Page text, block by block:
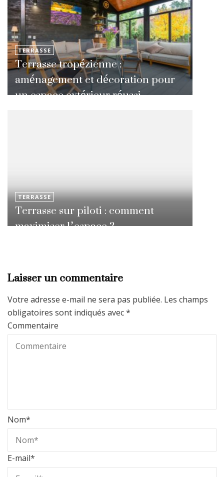
TERRASSE
Terrasse tropézienne :
aménagement et décoration pour
un espace extérieur réussi
TERRASSE
Terrasse sur piloti : comment
maximiser l’espace ?
Laisser un commentaire
Votre adresse e-mail ne sera pas publiée. Les champs
obligatoires sont indiqués avec*
Commentaire
Nom*
E-mail*